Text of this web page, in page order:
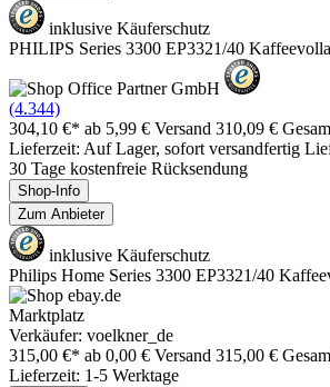
inklusive Käuferschutz
PHILIPS Series 3300 EP3321/40
(4.344)
304,10 €* ab 5,99 € Versand 310,09 €
Lieferzeit: Auf Lager, sofort versandfertig
30 Tage kostenfreie Rücksendung
Shop-Info
Zum Anbieter
inklusive Käuferschutz
Philips Home Series 3300 EP3321/40
Marktplatz
Verkäufer: voelkner_de
315,00 €* ab 0,00 € Versand 315,00 €
Lieferzeit: 1-5 Werktage